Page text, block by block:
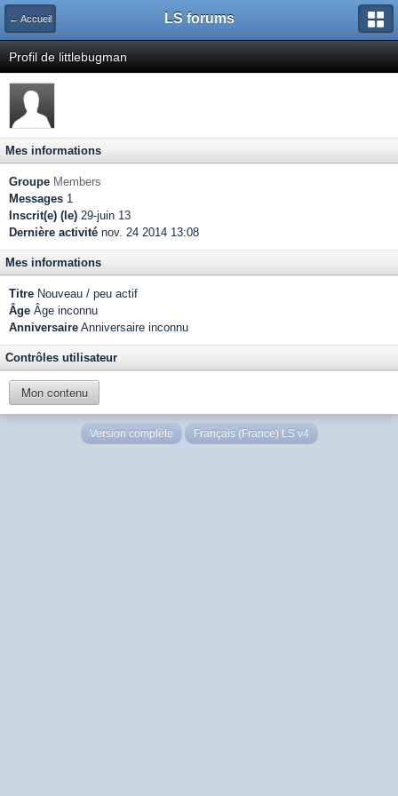
← Accueil LS forums
Profil de littlebugman
Mes informations
Groupe Members
Messages 1
Inscrit(e) (le) 29-juin 13
Dernière activité nov. 24 2014 13:08
Mes informations
Titre Nouveau / peu actif
Âge Âge inconnu
Anniversaire Anniversaire inconnu
Contrôles utilisateur
Mon contenu
Version complète Français (France) LS v4